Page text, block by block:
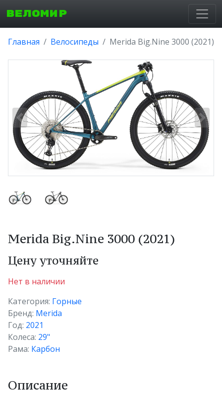
ВЕЛОМИР
Главная Велосипеды Merida Big.Nine 3000 (2021)
Merida Big.Nine 3000 (2021)
Цену уточняйте
Нет в наличии
Категория: Горные
Бренд: Merida
Год: 2021
Колеса: 29"
Рама: Карбон
Описание